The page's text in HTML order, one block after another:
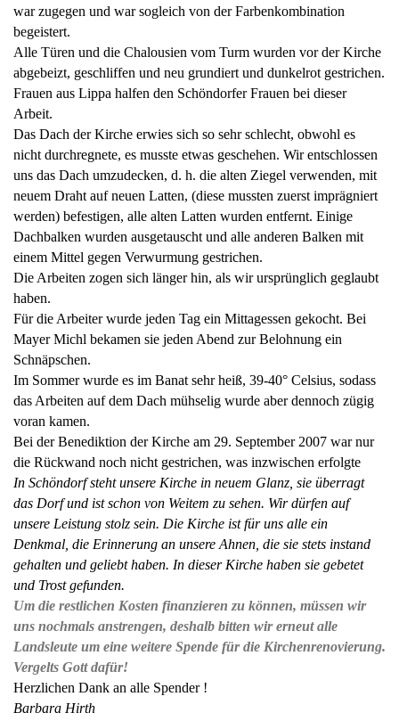
war zugegen und war sogleich von der Farbenkombination
begeistert.
Alle Türen und die Chalousien vom Turm wurden vor der Kirche
abgebeizt, geschliffen und neu grundiert und dunkelrot gestrichen.
Frauen aus Lippa halfen den Schöndorfer Frauen bei dieser
Arbeit.
Das Dach der Kirche erwies sich so sehr schlecht, obwohl es
nicht durchregnete, es musste etwas geschehen. Wir entschlossen
uns das Dach umzudecken, d. h. die alten Ziegel verwenden, mit
neuem Draht auf neuen Latten, (diese mussten zuerst imprägniert
werden) befestigen, alle alten Latten wurden entfernt. Einige
Dachbalken wurden ausgetauscht und alle anderen Balken mit
einem Mittel gegen Verwurmung gestrichen.
Die Arbeiten zogen sich länger hin, als wir ursprünglich geglaubt
haben.
Für die Arbeiter wurde jeden Tag ein Mittagessen gekocht. Bei
Mayer Michl bekamen sie jeden Abend zur Belohnung ein
Schnäpschen.
Im Sommer wurde es im Banat sehr heiß, 39-40° Celsius, sodass
das Arbeiten auf dem Dach mühselig wurde aber dennoch zügig
voran kamen.
Bei der Benediktion der Kirche am 29. September 2007 war nur
die Rückwand noch nicht gestrichen, was inzwischen erfolgte
In Schöndorf steht unsere Kirche in neuem Glanz, sie überragt
das Dorf und ist schon von Weitem zu sehen. Wir dürfen auf
unsere Leistung stolz sein. Die Kirche ist für uns alle ein
Denkmal, die Erinnerung an unsere Ahnen, die sie stets instand
gehalten und geliebt haben. In dieser Kirche haben sie gebetet
und Trost gefunden.
Um die restlichen Kosten finanzieren zu können, müssen wir
uns nochmals anstrengen, deshalb bitten wir erneut alle
Landsleute um eine weitere Spende für die Kirchenrenovierung.
Vergelts Gott dafür!
Herzlichen Dank an alle Spender !
Barbara Hirth